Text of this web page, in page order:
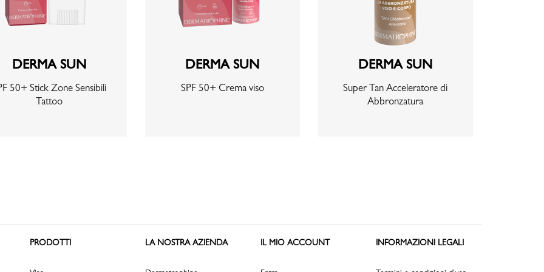
DERMA SUN
50+ Stick Zone Sensibili
Tattoo
DERMA SUN
SPF 50+ Crema viso
DERMA SUN
Super Tan Acceleratore di
Abbronzatura
PRODOTTI LA NOSTRA AZIENDA IL MIO ACCOUNT INFORMAZIONI LEGALI